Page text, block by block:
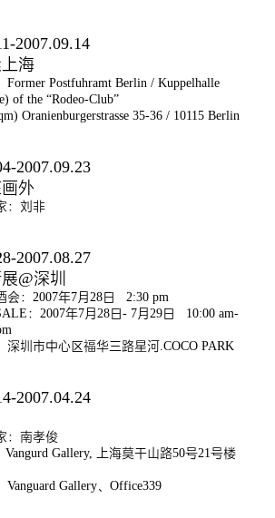
2007.09.14
海
Former Postfuhramt Berlin / Kuppelhalle
of the “Rodeo-Club”
Oranienburgerstrasse 35-36 / 10115 Berlin
2007.09.23
外
：刘非
2007.08.27
@深圳
会：2007年7月28日 2:30 pm
：2007年7月28日- 7月29日 10:00 am-
深圳市中心区福华三路星河.COCO PARK
2007.04.24
：南孝俊
Gallery, 上海莫干山路50号21号楼
Vanguard Gallery、Office339